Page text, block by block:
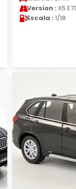
Version : X5
Escala : 1/18